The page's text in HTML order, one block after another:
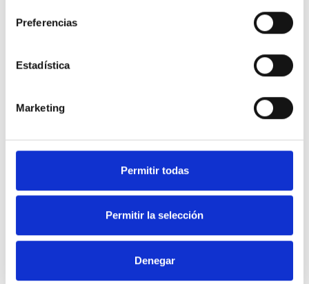
Preferencias
Estadística
Marketing
Permitir todas
Permitir la selección
Denegar